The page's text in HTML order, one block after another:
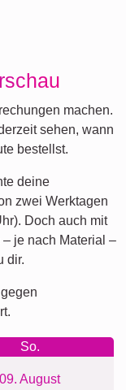
machen.
sehen, wann
bestellst.
deine
zwei Werktagen
Doch auch mit
je nach Material –
dir.
So.
09. August